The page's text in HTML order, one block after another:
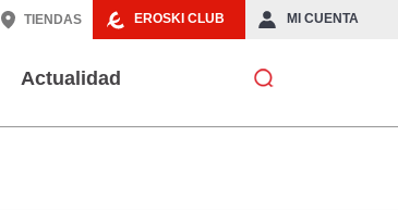
EROSKI CLUB MI CUENTA
TIENDAS
Actualidad